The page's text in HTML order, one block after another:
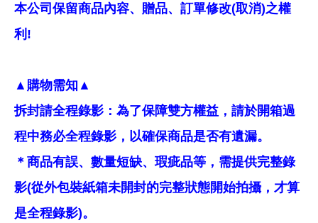
本公司保留商品內容、贈品、訂單修改(取消)之權
利!
▲購物需知▲
拆封請全程錄影：為了保障雙方權益，請於開箱過
程中務必全程錄影，以確保商品是否有遺漏。
＊商品有誤、數量短缺、瑕疵品等，需提供完整錄
影(從外包裝紙箱未開封的完整狀態開始拍攝，才算
是全程錄影)。